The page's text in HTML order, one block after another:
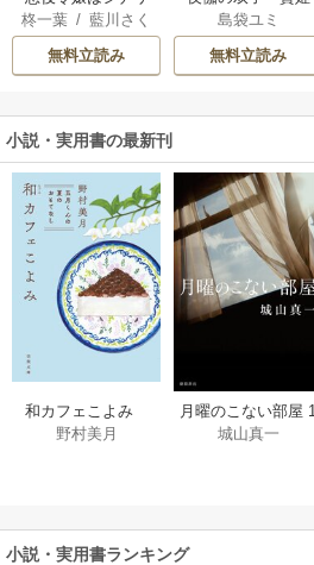
オを知らない ～乙
女ゲームの世界で
真実の恋を探しま
柊一葉 /藍川さく
ら
無料立読み
は二人の王子に愛
される―
島袋ユミ
無料立読み
小説・実用書の最新刊
和カフェこよみ
五月くんの夏のお
野村美月
月曜のこない部屋 1
巻
城山真一
小説・実用書ランキング